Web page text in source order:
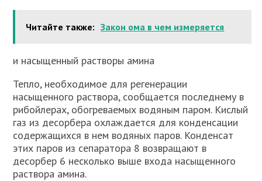
Читайте также: Закон ома в чем измеряется
и насыщенный растворы амина
Тепло, необходимое для регенерации
насыщенного раствора, сообщается последнему в
рибойлерах, обогреваемых водяным паром. Кислый
газ из десорбера охлаждается для конденсации
содержащихся в нем водяных паров. Конденсат
этих паров из сепаратора 8 возвращают в
десорбер 6 несколько выше входа насыщенного
раствора амина.